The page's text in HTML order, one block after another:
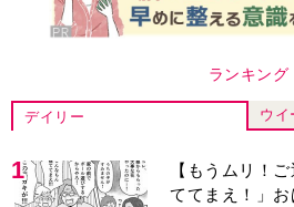
ランキング
デイリー ウイ
1
【もうムリ！
ててまえ！」